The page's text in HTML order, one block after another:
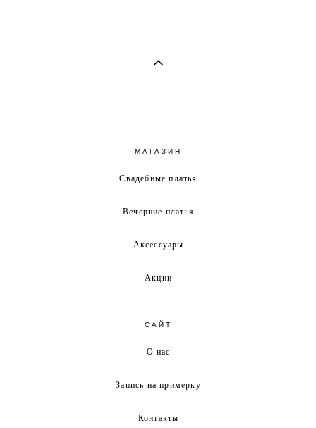
МАГАЗИН
Свадебные платья
Вечерние платья
Аксессуары
Акции
САЙТ
О нас
Запись на примерку
Контакты